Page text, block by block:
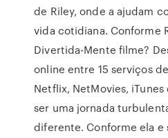
de Riley, onde a ajudam
vida cotidiana. Conforme
Divertida-Mente filme?
online entre 15 serviços
Netflix, NetMovies,
ser uma jornada
diferente. Conforme ela e